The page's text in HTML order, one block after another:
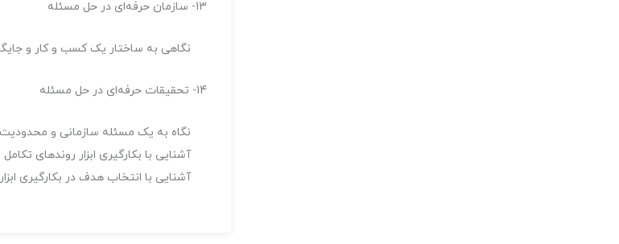
13- سازمان حرفه‌ای در حل مسئله
نگاهی به ساختار یک کسب و کار و
14- تحقیقات حرفه‌ای در حل مسئله
نگاه به یک مسئله سازمانی و
آشنایی با بکارگیری ابزار روندهای تکامل
آشنایی با انتخاب هدف در بکارگیری